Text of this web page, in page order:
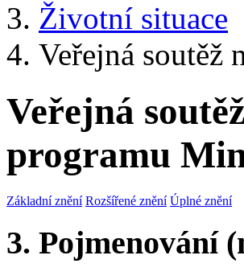
Životní situace
Veřejná soutěž
Veřejná
programu
Základní znění Rozšířené znění Úplné znění
3. Pojmenování